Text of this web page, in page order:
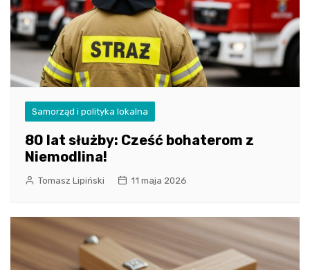
Samorząd i polityka lokalna
80 lat służby: Cześć bohaterom z
Niemodlina!
Tomasz Lipiński 11 maja 2026